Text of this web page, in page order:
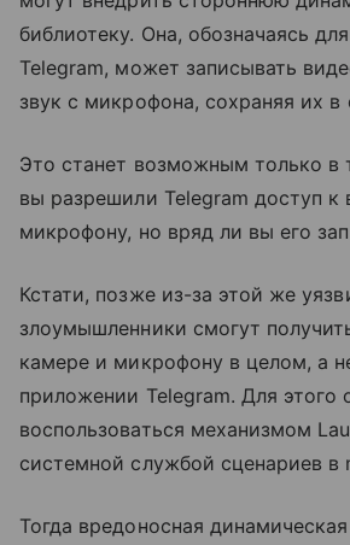
библиотеку. Она, обозначаясь
Telegram, может записывать
звук с микрофона, сохраняя их в
Это станет возможным только в
вы разрешили Telegram доступ к
микрофону, но вряд ли вы его
Кстати, позже из-за этой же
злоумышленники смогут
камере и микрофону в целом, а
приложении Telegram. Для этого
воспользоваться механизмом
системной службой сценариев в
Тогда вредоносная